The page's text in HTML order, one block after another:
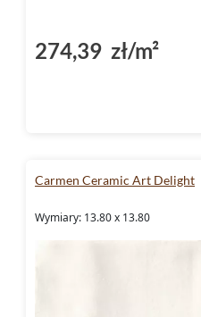
274,39 zł/m²
Carmen Ceramic Art Delight
Wymiary: 13.80 x 13.80